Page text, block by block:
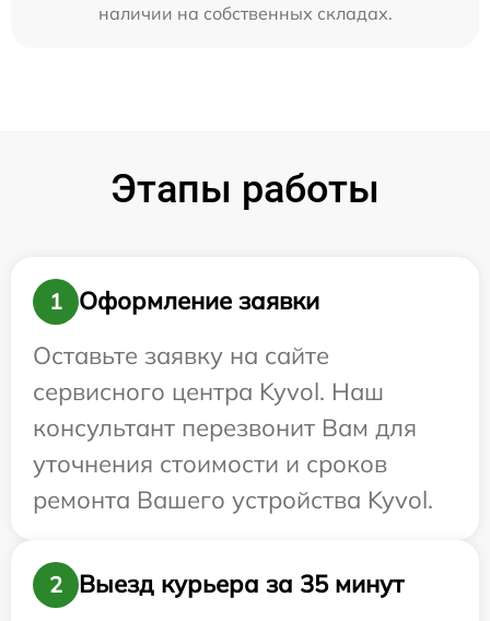
наличии на собственных складах.
Этапы работы
1
Оформление заявки
Оставьте заявку на сайте
сервисного центра Kyvol. Наш
консультант перезвонит Вам для
уточнения стоимости и сроков
ремонта Вашего устройства Kyvol.
2
Выезд курьера за 35 минут